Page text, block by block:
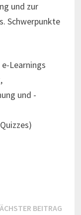
und zur
Schwerpunkte
Learnings
und -
BEITRAG